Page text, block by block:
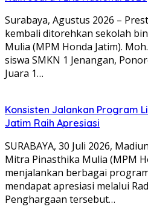
Surabaya, Agustus 2026 –
kembali ditorehkan sekolah
Mulia (MPM Honda Jatim).
siswa SMKN 1 Jenangan,
Juara 1…
Konsisten Jalankan Program
Jatim Raih Apresiasi
SURABAYA, 30 Juli 2026,
Mitra Pinasthika Mulia (MPM
menjalankan berbagai
mendapat apresiasi melalui
Penghargaan tersebut…